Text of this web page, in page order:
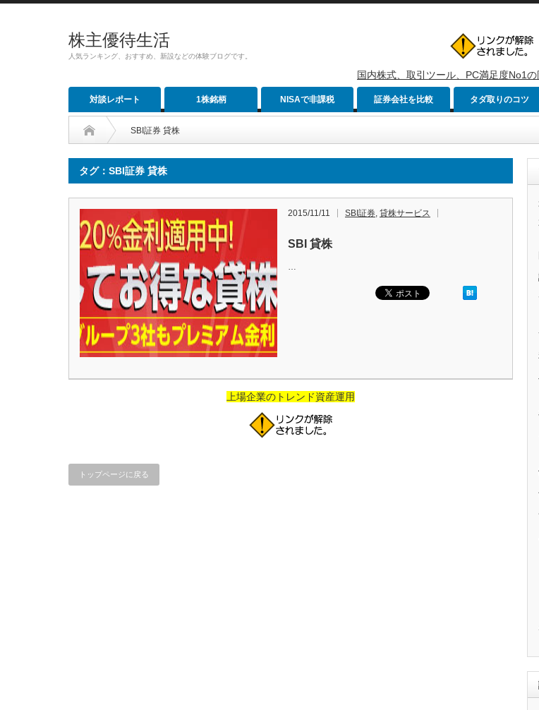
株主優待生活
人気ランキング、おすすめ、新設などの体験ブログです。
国内株式、取引ツール、PC満足度No1
対談レポート 1株銘柄 NISAで非課税 証券会社を比較 タダ取りのコツ
SBI証券 貸株
タグ：SBI証券 貸株
2015/11/11 SBI証券, 貸株サービス
SBI 貸株
…
上場企業のトレンド資産運用
トップページに戻る